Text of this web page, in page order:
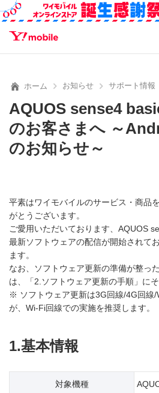
SEARCH
ホーム お知らせ サポート情報
AQUOS sense4
のお客さまへ ～
のお知らせ～
平素はワイモバイルのサービス・商品
がとうございます。
ご愛用いただいております、AQUOS
最新ソフトウェアの配信が開始されて
ます。
なお、ソフトウェア更新の準備が整っ
は、「2.ソフトウェア更新の手順」に
※ ソフトウェア更新は3G回線/4G回線/
が、Wi-Fi回線での実施を推奨します。
1.基本情報
対象機種